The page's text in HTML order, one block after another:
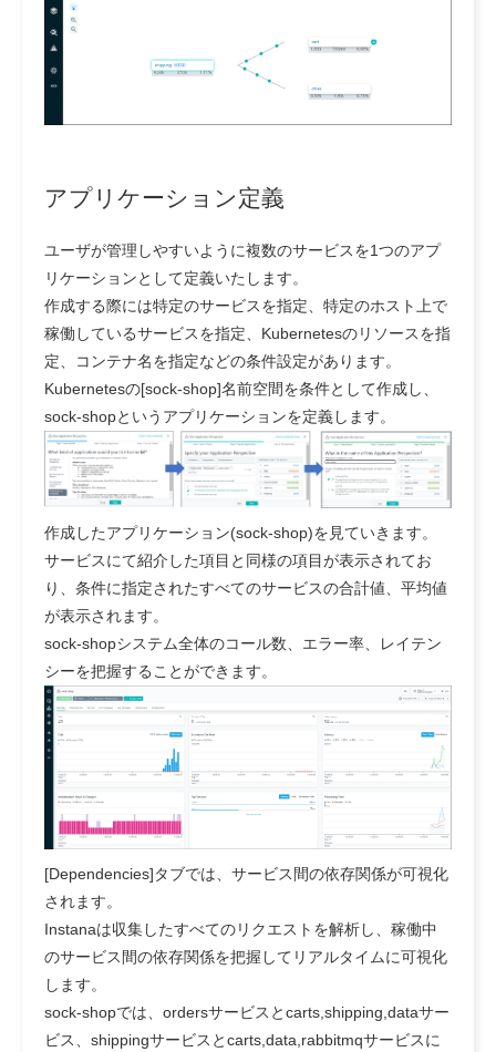
アプリケーション定義
ユーザが管理しやすいように複数のサービスを1つのアプ
リケーションとして定義いたします。
作成する際には特定のサービスを指定、特定のホスト上で
稼働しているサービスを指定、Kubernetesのリソースを指
定、コンテナ名を指定などの条件設定があります。
Kubernetesの[sock-shop]名前空間を条件として作成し、
sock-shopというアプリケーションを定義します。
作成したアプリケーション(sock-shop)を見ていきます。
サービスにて紹介した項目と同様の項目が表示されてお
り、条件に指定されたすべてのサービスの合計値、平均値
が表示されます。
sock-shopシステム全体のコール数、エラー率、レイテン
シーを把握することができます。
[Dependencies]タブでは、サービス間の依存関係が可視化
されます。
Instanaは収集したすべてのリクエストを解析し、稼働中
のサービス間の依存関係を把握してリアルタイムに可視化
します。
sock-shopでは、ordersサービスとcarts,shipping,dataサー
ビス、shippingサービスとcarts,data,rabbitmqサービスに